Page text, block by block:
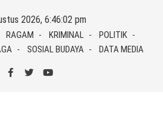
2026, 6:46:02 pm
RAGAM KRIMINAL
POLITIK
SOSIAL BUDAYA DATA MEDIA